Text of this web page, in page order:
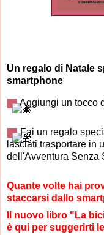
Un regalo di Natale
smartphone
Aggiungi un tocco
Fai un regalo
lasciati trasportare in
dell'Avventura Senza
Quante volte hai
staccarsi dallo
nuovo libro "La
è qui per suggerirti